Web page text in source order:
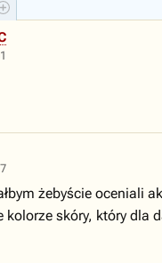
żebyście oceniali
kolorze skóry, który dla